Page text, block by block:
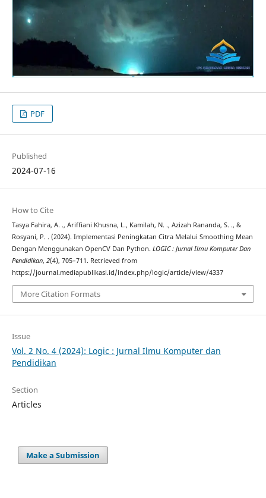
PDF
Published
2024-07-16
How to Cite
Tasya Fahira, A. ., Ariffiani Khusna, L., Kamilah, N. ., Azizah Rananda, S. ., &
Rosyani, P. . (2024). Implementasi Peningkatan Citra Melalui Smoothing Mean
Dengan Menggunakan OpenCV Dan Python. LOGIC : Jurnal Ilmu Komputer Dan
Pendidikan, 2(4), 705–711. Retrieved from
https://journal.mediapublikasi.id/index.php/logic/article/view/4337
More Citation Formats
Issue
Vol. 2 No. 4 (2024): Logic : Jurnal Ilmu Komputer dan
Pendidikan
Section
Articles
Make a Submission